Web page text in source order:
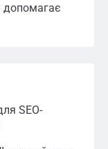
допомагає
SEO-